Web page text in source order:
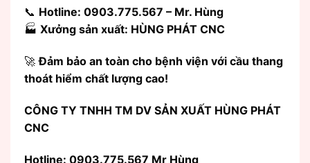
📞 Hotline: 0903.775.567 – Mr. Hùng
🏭 Xưởng sản xuất: HÙNG PHÁT CNC
🚀Đảm bảo an toàn cho bệnh viện với cầu thang
thoát hiểm chất lượng cao!
CÔNG TY TNHH TM DV SẢN XUẤT HÙNG PHÁT
CNC
Hotline: 0903.775.567 Mr Hùng